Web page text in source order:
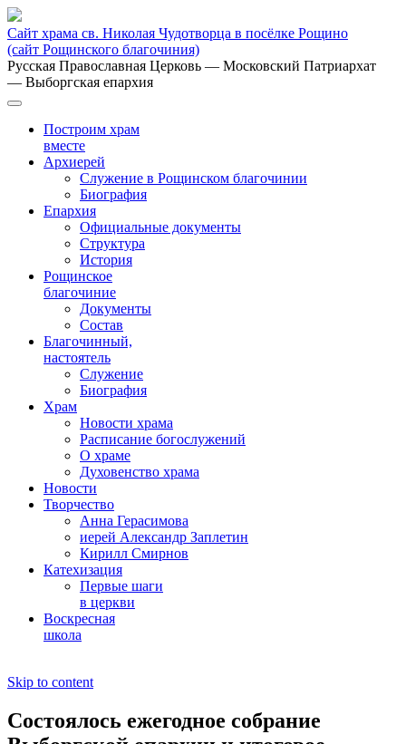
Сайт храма св. Николая Чудотворца в посёлке Рощино
(сайт Рощинского благочиния)
Русская Православная Церковь — Московский Патриархат
— Выборгская епархия
Построим храм
вместе
Архиерей
Служение в Рощинском благочинии
Биография
Епархия
Официальные документы
Структура
История
Рощинское
благочиние
Документы
Состав
Благочинный,
настоятель
Служение
Биография
Храм
Новости храма
Расписание богослужений
О храме
Духовенство храма
Новости
Творчество
Анна Герасимова
иерей Александр Заплетин
Кирилл Смирнов
Катехизация
Первые шаги
в церкви
Воскресная
школа
Skip to content
Состоялось ежегодное собрание